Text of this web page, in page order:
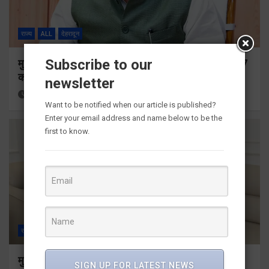
राज्य ALL देहरादून
मुख्यमंत्री ने प्रदान की विभिन्न विकास योजनाओं के लिए 1967
करोड़ की वित्तीय स्वीकृति
राज्य
मुख्यमंत्री से महानिदेशक एनसीसी ने की शिष्टाचार भेंट
Subscribe to our
newsletter
Want to be notified when our article is published?
Enter your email address and name below to be the
first to know.
SIGN UP FOR LATEST NEWS